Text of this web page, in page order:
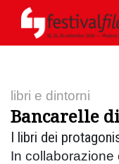
libri e dintorni
Bancarelle
I libri dei
In collaborazione